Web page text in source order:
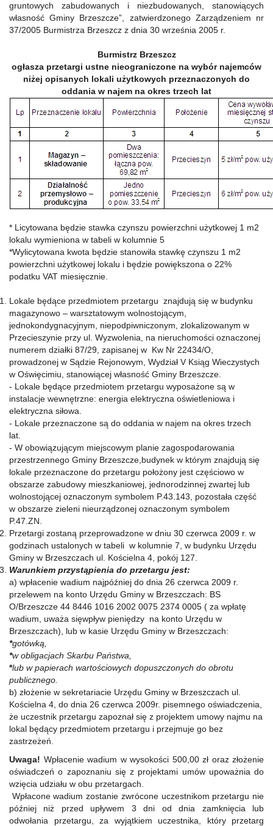
gruntowych zabudowanych i niezbudowanych, stanowiących
własność Gminy Brzeszcze”, zatwierdzonego Zarządzeniem nr
37/2005 Burmistrza Brzeszcz z dnia 30 września 2005 r.
Burmistrz Brzeszcz
ogłasza przetargi ustne nieograniczone na wybór najemców
niżej opisanych lokali użytkowych przeznaczonych do
oddania w najem na okres trzech lat
* Licytowana będzie stawka czynszu powierzchni użytkowej 1 m2
lokalu wymieniona w tabeli w kolumnie 5
*Wylicytowana kwota będzie stanowiła stawkę czynszu 1 m2
powierzchni użytkowej lokalu i będzie powiększona o 22%
podatku VAT miesięcznie.
Lokale będące przedmiotem przetargu znajdują się w budynku
magazynowo – warsztatowym wolnostojącym,
jednokondygnacyjnym, niepodpiwniczonym, zlokalizowanym w
Przecieszynie przy ul. Wyzwolenia, na nieruchomości oznaczonej
numerem działki 87/29, zapisanej w Kw Nr 22434/O,
prowadzonej w Sądzie Rejonowym, Wydział V Ksiąg Wieczystych
w Oświęcimiu, stanowiącej własność Gminy Brzeszcze.
- Lokale będące przedmiotem przetargu wyposażone są w
instalacje wewnętrzne: energia elektryczna oświetleniowa i
elektryczna siłowa.
- Lokale przeznaczone są do oddania w najem na okres trzech
lat.
- W obowiązującym miejscowym planie zagospodarowania
przestrzennego Gminy Brzeszcze,budynek w którym znajdują się
lokale przeznaczone do przetargu położony jest częściowo w
obszarze zabudowy mieszkaniowej, jednorodzinnej zwartej lub
wolnostojącej oznaczonym symbolem P.43.143, pozostała część
w obszarze zieleni nieurządzonej oznaczonym symbolem
P.47.ZN.
Przetargi zostaną przeprowadzone w dniu 30 czerwca 2009 r. w
godzinach ustalonych w tabeli w kolumnie 7, w budynku Urzędu
Gminy w Brzeszczach ul. Kościelna 4, pokój 127.
Warunkiem przystąpienia do przetargu jest:
a) wpłacenie wadium najpóźniej do dnia 26 czerwca 2009 r.
przelewem na konto Urzędu Gminy w Brzeszczach: BS
O/Brzeszcze 44 8446 1016 2002 0075 2374 0005 ( za wpłatę
wadium, uważa sięwpływ pieniędzy na konto Urzędu w
Brzeszczach), lub w kasie Urzędu Gminy w Brzeszczach:
*gotówką,
*w obligacjach Skarbu Państwa,
*lub w papierach wartościowych dopuszczonych do obrotu
publicznego.
b) złożenie w sekretariacie Urzędu Gminy w Brzeszczach ul.
Kościelna 4, do dnia 26 czerwca 2009r. pisemnego oświadczenia,
że uczestnik przetargu zapoznał się z projektem umowy najmu na
lokal będący przedmiotem przetargu i przejmuje go bez
zastrzeżeń.
Uwaga! Wpłacenie wadium w wysokości 500,00 zł oraz złożenie
oświadczeń o zapoznaniu się z projektami umów upoważnia do
wzięcia udziału w obu przetargach.
Wpłacone wadium zostanie zwrócone uczestnikom przetargu nie
później niż przed upływem 3 dni od dnia zamknięcia lub
odwołania przetargu, za wyjątkiem uczestnika, który przetarg